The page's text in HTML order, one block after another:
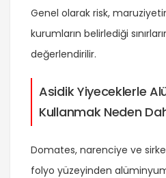
Genel olarak risk,
kurumların belirlediği
değerlendirilir.
Asidik Yiyeceklerle
Kullanmak Neden
Domates, narenciye ve
folyo yüzeyinden